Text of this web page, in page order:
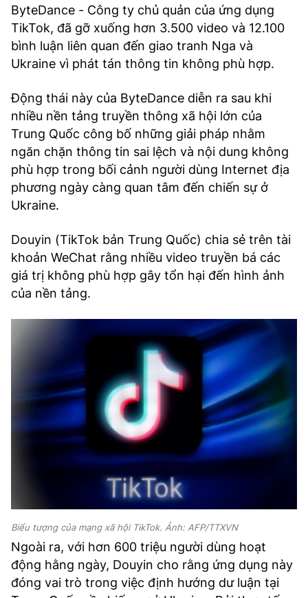
ByteDance - Công ty chủ quản của ứng dụng
TikTok, đã gỡ xuống hơn 3.500 video và 12.100
bình luận liên quan đến giao tranh Nga và
Ukraine vì phát tán thông tin không phù hợp.
Động thái này của ByteDance diễn ra sau khi
nhiều nền tảng truyền thông xã hội lớn của
Trung Quốc công bố những giải pháp nhằm
ngăn chặn thông tin sai lệch và nội dung không
phù hợp trong bối cảnh người dùng Internet địa
phương ngày càng quan tâm đến chiến sự ở
Ukraine.
Douyin (TikTok bản Trung Quốc) chia sẻ trên tài
khoản WeChat rằng nhiều video truyền bá các
giá trị không phù hợp gây tổn hại đến hình ảnh
của nền tảng.
Biểu tượng của mạng xã hội TikTok. Ảnh: AFP/TTXVN
Ngoài ra, với hơn 600 triệu người dùng hoạt
động hằng ngày, Douyin cho rằng ứng dụng này
đóng vai trò trong việc định hướng dư luận tại